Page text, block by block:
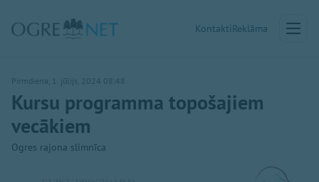
KontaktiReklāma
Pirmdiena, 1. jūlijs, 2024 08:48
Kursu programma topošajiem
vecākiem
Ogres rajona slimnīca